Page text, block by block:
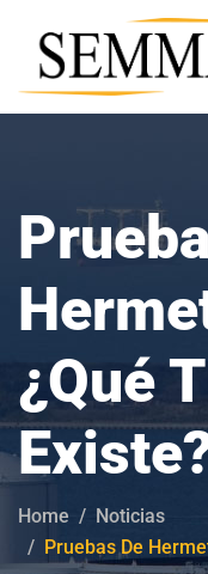
¿Qué
Home
Noticias
Pruebas De